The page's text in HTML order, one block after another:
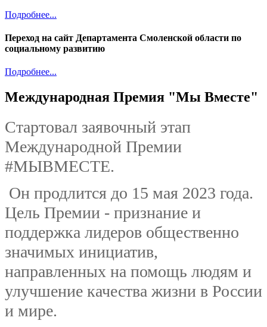
Подробнее...
Переход на сайт Департамента Смоленской области по
социальному развитию
Подробнее...
Международная Премия "Мы Вместе"
Стартовал заявочный этап
Международной Премии
#МЫВМЕСТЕ.
Он продлится до 15 мая 2023 года.
Цель Премии - признание и
поддержка лидеров общественно
значимых инициатив,
направленных на помощь людям и
улучшение качества жизни в России
и мире.